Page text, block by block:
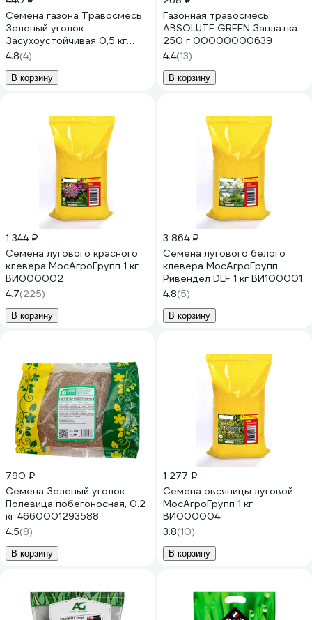
Семена газона Травосмесь
Зеленый уголок
Засухоустойчивая 0,5 кг
23295
4.8(4)
В корзину
Газонная травосмесь
ABSOLUTE GREEN Заплатка
250 г 00000000639
4.4(13)
В корзину
1 344 ₽
Семена лугового красного
клевера МосАгроГрупп 1 кг
ВИ000002
4.7(225)
В корзину
3 864 ₽
Семена лугового белого
клевера МосАгроГрупп
Ривендел DLF 1 кг ВИ100001
4.8(5)
В корзину
790 ₽
Семена Зеленый уголок
Полевица побегоносная, 0.2
кг 4660001293588
4.5(8)
В корзину
1 277 ₽
Семена овсяницы луговой
МосАгроГрупп 1 кг
ВИ000004
3.8(10)
В корзину